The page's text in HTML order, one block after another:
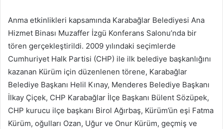
Anma etkinlikleri kapsamında Karabağlar Belediyesi Ana
Hizmet Binası Muzaffer İzgü Konferans Salonu’nda bir
tören gerçekleştirildi. 2009 yılındaki seçimlerde
Cumhuriyet Halk Partisi (CHP) ile ilk belediye başkanlığını
kazanan Kürüm için düzenlenen törene, Karabağlar
Belediye Başkanı Helil Kınay, Menderes Belediye Başkanı
İlkay Çiçek, CHP Karabağlar İlçe Başkanı Bülent Sözüpek,
CHP kurucu ilçe başkanı Birol Ağırbaş, Kürüm’ün eşi Fatma
Kürüm, oğulları Ozan, Uğur ve Onur Kürüm, geçmiş ve